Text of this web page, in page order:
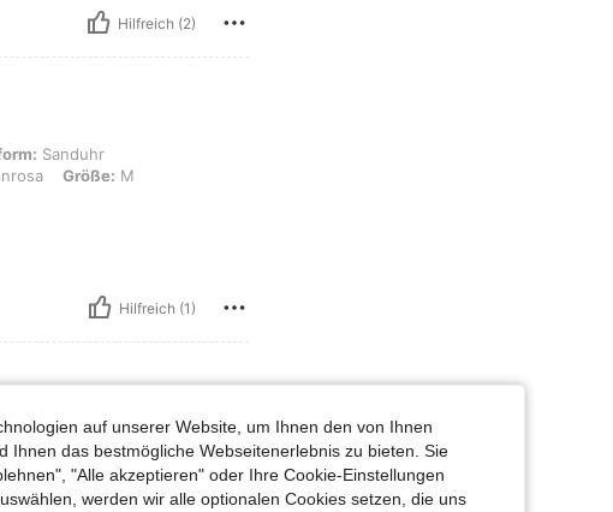
Hilfreich (2)
117 cm / 46 in, Taille: 97 cm / 38 in, Brust: 101 cm / 40 in, Farbe: Korallenrosa, Größe: M
Sanduhr
Größe: M
Hilfreich (1)
auf unserer Website, um Ihnen den von Ihnen
Ihnen das bestmögliche Webseitenerlebnis zu bieten. Sie
"Alle akzeptieren" oder Ihre Cookie-Einstellungen
werden wir alle optionalen Cookies setzen, die uns